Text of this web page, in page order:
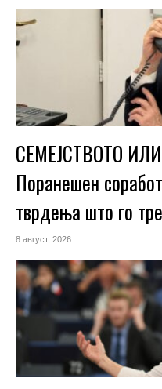
СЕМЕЈСТВОТО
Поранешен
тврдења што го
8 август, 2026